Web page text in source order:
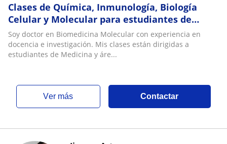
Clases de Química, Inmunología, Biología
Celular y Molecular para estudiantes de
Medicina y Ciencias de la Salud
Soy doctor en Biomedicina Molecular con experiencia en
docencia e investigación. Mis clases están dirigidas a
estudiantes de Medicina y áre...
ver más Contactar